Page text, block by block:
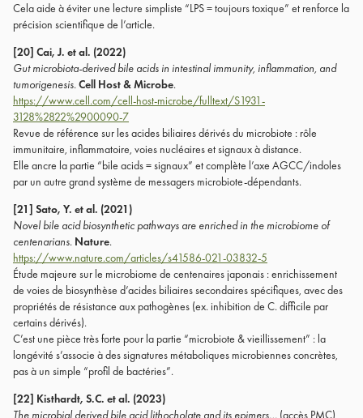
Cela aide à éviter une lecture simpliste “LPS = toujours toxique” et renforce la
précision scientifique de l’article.
[20] Cai, J. et al. (2022)
Gut microbiota-derived bile acids in intestinal immunity, inflammation, and
tumorigenesis.Cell Host & Microbe.
https://www.cell.com/cell-host-microbe/fulltext/S1931-
3128%2822%2900090-7
Revue de référence sur les acides biliaires dérivés du microbiote : rôle
immunitaire, inflammatoire, voies nucléaires et signaux à distance.
Elle ancre la partie “bile acids = signaux” et complète l’axe AGCC/indoles
par un autre grand système de messagers microbiote-dépendants.
[21] Sato, Y. et al. (2021)
Novel bile acid biosynthetic pathways are enriched in the microbiome of
centenarians. Nature.
https://www.nature.com/articles/s41586-021-03832-5
Étude majeure sur le microbiome de centenaires japonais : enrichissement
de voies de biosynthèse d’acides biliaires secondaires spécifiques, avec des
propriétés de résistance aux pathogènes (ex. inhibition de C. difficile par
certains dérivés).
C’est une pièce très forte pour la partie “microbiote & vieillissement” : la
longévité s’associe à des signatures métaboliques microbiennes concrètes,
pas à un simple “profil de bactéries”.
[22] Kisthardt, S.C. et al. (2023)
The microbial derived bile acid lithocholate and its epimers… (accès PMC)